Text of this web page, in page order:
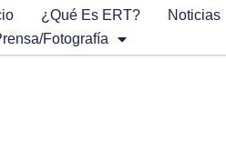
¿Qué Es ERT? Noticias
Fotografía